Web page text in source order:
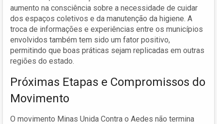
aumento na consciência sobre a necessidade de cuidar
dos espaços coletivos e da manutenção da higiene. A
troca de informações e experiências entre os municípios
envolvidos também tem sido um fator positivo,
permitindo que boas práticas sejam replicadas em outras
regiões do estado.
Próximas Etapas e Compromissos do
Movimento
O movimento Minas Unida Contra o Aedes não termina